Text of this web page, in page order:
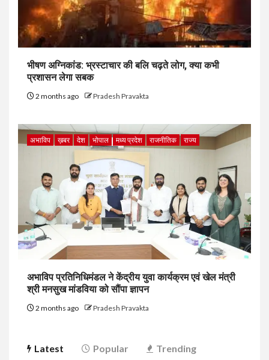
भीषण अग्निकांड: भ्रस्टाचार की बलि चढ़ते लोग, क्या कभी
प्रशासन लेगा सबक
2 months ago Pradesh Pravakta
अभाविप ख़बर देश भोपाल मध्य प्रदेश राजनीतिक राज्य
अभाविप प्रतिनिधिमंडल ने केंद्रीय युवा कार्यक्रम एवं खेल मंत्री
श्री मनसुख मांडविया को सौंपा ज्ञापन
2 months ago Pradesh Pravakta
Latest Popular Trending